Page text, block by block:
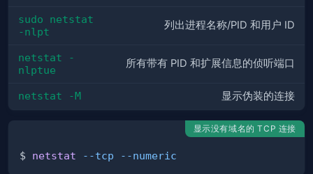
sudo netstat
-nlpt
列出进程名称/PID 和用户 ID
netstat -
nlptue
所有带有 PID 和扩展信息的侦听端口
netstat -M 显示伪装的连接
显示没有域名的 TCP 连接
$ netstat --tcp --numeric